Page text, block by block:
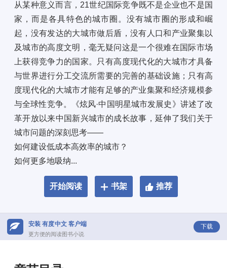
从某种意义而言，21世纪国际竞争既不是企业也不是国
家，而是各具特色的城市圈。没有城市圈的形成和崛
起，没有发达的大城市做后盾，没有人口和产业聚集以
及城市的高度文明，毫无疑问这是一个很难在国际市场
上获得竞争力的国家。只有高度现代化的大城市才具备
与世界进行分工交流所需要的完善的基础设施；只有高
度现代化的大城市才能有足够的产业集聚和经济规模参
与全球性竞争。《炫风·中国明星城市发展史》讲述了改
革开放以来中国新兴城市的成长故事，延伸了我们关于
城市问题的深刻思考——
如何建设低成本高效率的城市？
如何更多地吸纳...
开始阅读 书架 推荐
安装 有度中文 客户端
更方便的阅读图书小说
下载